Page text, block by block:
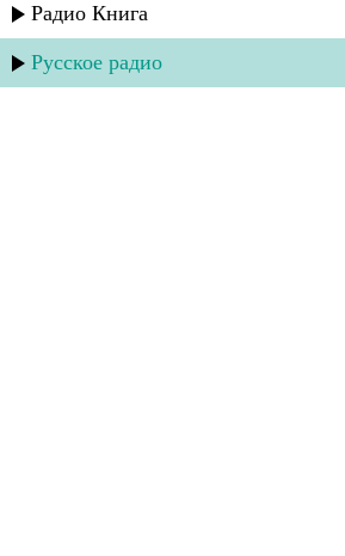
Радио Книга
Русское радио